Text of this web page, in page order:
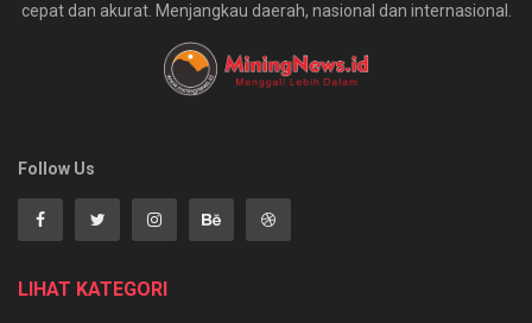
cepat dan akurat. Menjangkau daerah, nasional dan internasional.
Follow Us
LIHAT KATEGORI